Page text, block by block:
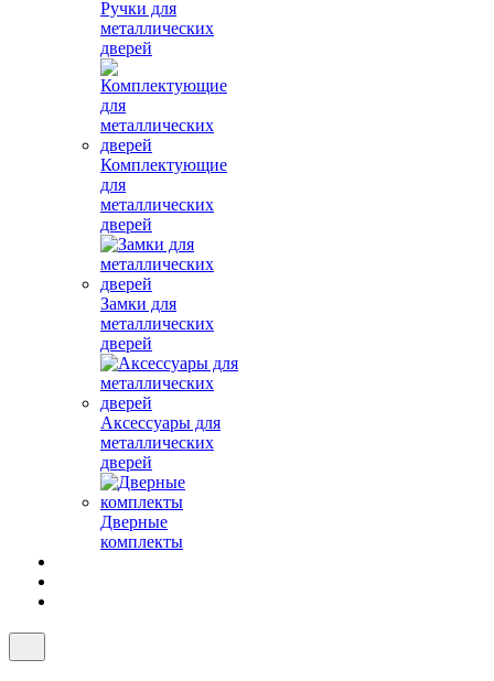
Ручки для
металлических
дверей
Комплектующие
для
металлических
дверей
Замки для
металлических
дверей
Аксессуары для
металлических
дверей
Дверные
комплекты